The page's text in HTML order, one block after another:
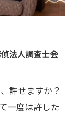
法人調査士会
許せますか？
一度は許した